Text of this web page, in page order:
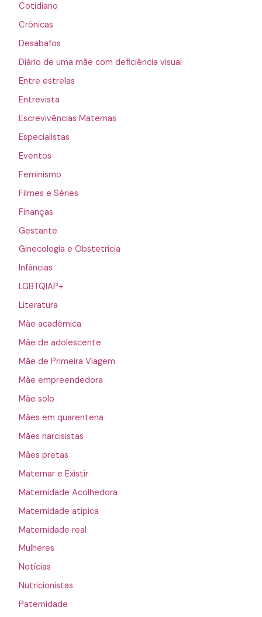
Cotidiano
Crônicas
Desabafos
Diário de uma mãe com deficiência visual
Entre estrelas
Entrevista
Escrevivências Maternas
Especialistas
Eventos
Feminismo
Filmes e Séries
Finanças
Gestante
Ginecologia e Obstetrícia
Infâncias
LGBTQIAP+
Literatura
Mãe acadêmica
Mãe de adolescente
Mãe de Primeira Viagem
Mãe empreendedora
Mãe solo
Mães em quarentena
Mães narcisistas
Mães pretas
Maternar e Existir
Maternidade Acolhedora
Maternidade atípica
Maternidade real
Mulheres
Notícias
Nutricionistas
Paternidade